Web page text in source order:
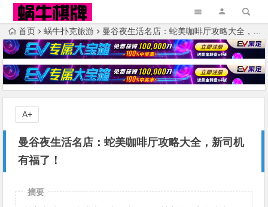
首页 蜗牛扑克旅游 曼谷夜生活名店：蛇美咖啡厅攻略大全，新司机有福了！
曼谷夜生活名店：蛇美咖啡厅攻略大全，新司机
有福了！
A+
摘要